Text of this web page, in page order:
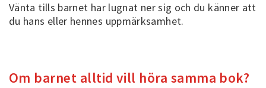
Vänta tills barnet har lugnat ner sig och du känner att
du hans eller hennes uppmärksamhet.
Om barnet alltid vill höra samma bok?